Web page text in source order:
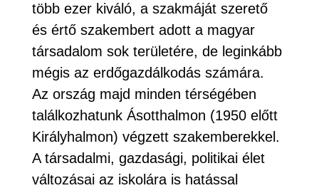
több ezer kiváló, a szakmáját szerető
és értő szakembert adott a magyar
társadalom sok területére, de leginkább
mégis az erdőgazdálkodás számára.
Az ország majd minden térségében
találkozhatunk Ásotthalmon (1950 előtt
Királyhalmon) végzett szakemberekkel.
A társadalmi, gazdasági, politikai élet
változásai az iskolára is hatással